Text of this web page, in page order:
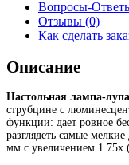
Вопросы-
Отзывы (0)
Как сделать
Описание
Настольная лампа-
струбцине с
функции: дает ровное
разглядеть самые
мм с увеличением 1.75х